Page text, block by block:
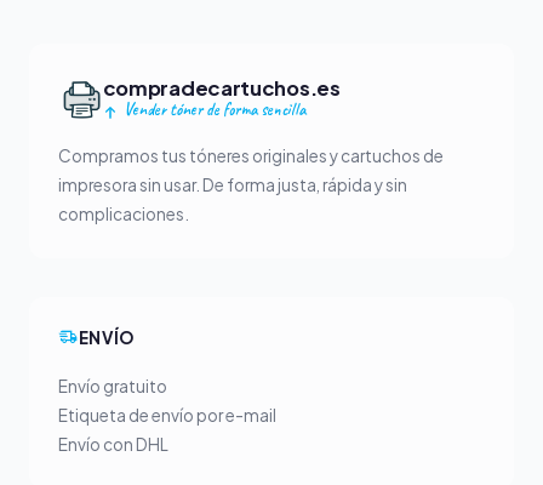
compradecartuchos.es
Vender tóner de forma sencilla
Compramos tus tóneres originales y cartuchos de
impresora sin usar. De forma justa, rápida y sin
complicaciones.
ENVÍO
Envío gratuito
Etiqueta de envío por e-mail
Envío con DHL